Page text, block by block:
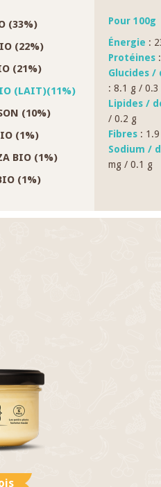
(33%)
(22%)
(21%)
(LAIT)(11%)
(10%)
(1%)
BIO (1%)
(1%)
Pour 100g
Énergie :
Protéines:
Glucides /
: 8.1 g / 0.3
Lipides /
/ 0.2 g
Fibres: 1.9
Sodium /
mg / 0.1 g